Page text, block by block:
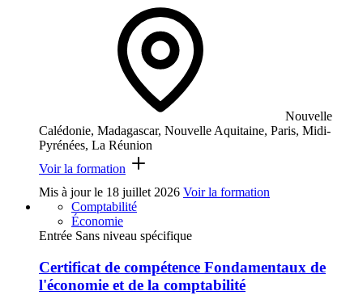
Nouvelle
Calédonie, Madagascar, Nouvelle Aquitaine, Paris, Midi-
Pyrénées, La Réunion
Voir la formation
Mis à jour le 18 juillet 2026 Voir la formation
Comptabilité
Économie
Entrée Sans niveau spécifique
Certificat de compétence Fondamentaux de
l'économie et de la comptabilité